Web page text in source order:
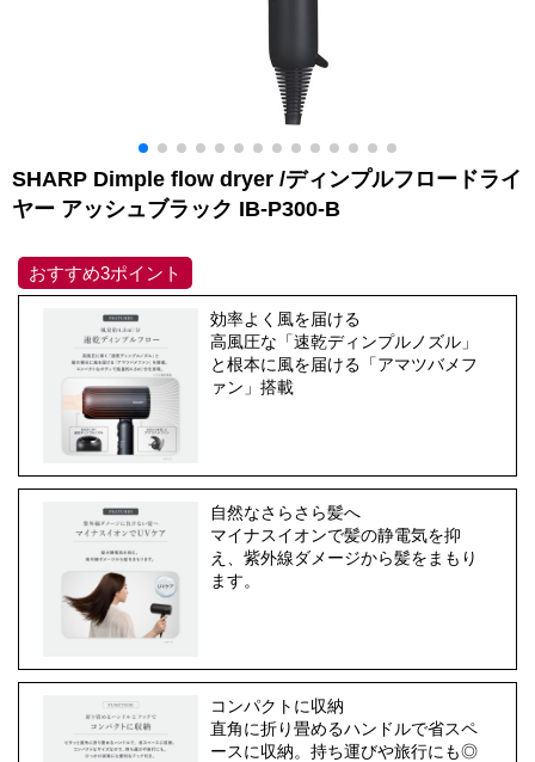
SHARP Dimple flow dryer /ディンプルフロードライ
ヤー アッシュブラック IB-P300-B
おすすめ3ポイント
効率よく風を届ける
高風圧な「速乾ディンプルノズル」
と根本に風を届ける「アマツバメフ
ァン」搭載
自然なさらさら髪へ
マイナスイオンで髪の静電気を抑
え、紫外線ダメージから髪をまもり
ます。
コンパクトに収納
直角に折り畳めるハンドルで省スペ
ースに収納。持ち運びや旅行にも◎